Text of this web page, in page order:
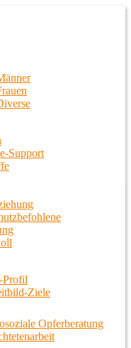
Support
Ziele
Opferberatung